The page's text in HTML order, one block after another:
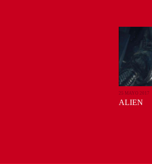
25 MAYO 2017
ALIEN